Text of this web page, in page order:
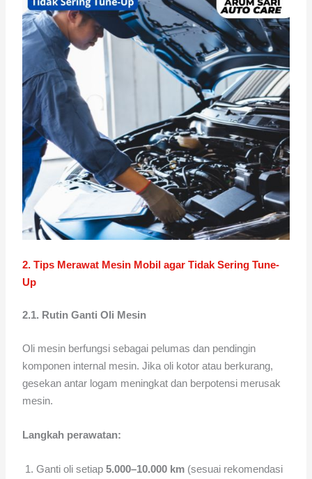
2. Tips Merawat Mesin Mobil agar Tidak Sering Tune-
Up
2.1. Rutin Ganti Oli Mesin
Oli mesin berfungsi sebagai pelumas dan pendingin
komponen internal mesin. Jika oli kotor atau berkurang,
gesekan antar logam meningkat dan berpotensi merusak
mesin.
Langkah perawatan:
Ganti oli setiap5.000–10.000 km (sesuai rekomendasi